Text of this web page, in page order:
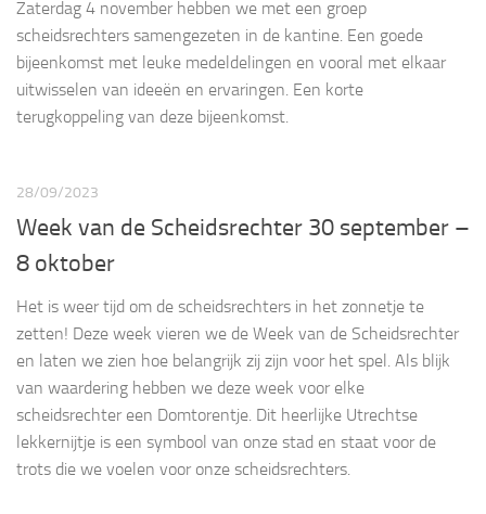
Zaterdag 4 november hebben we met een groep
scheidsrechters samengezeten in de kantine. Een goede
bijeenkomst met leuke medeldelingen en vooral met elkaar
uitwisselen van ideeën en ervaringen. Een korte
terugkoppeling van deze bijeenkomst.
28/09/2023
Week van de Scheidsrechter 30 september –
8 oktober
Het is weer tijd om de scheidsrechters in het zonnetje te
zetten! Deze week vieren we de Week van de Scheidsrechter
en laten we zien hoe belangrijk zij zijn voor het spel. Als blijk
van waardering hebben we deze week voor elke
scheidsrechter een Domtorentje. Dit heerlijke Utrechtse
lekkernijtje is een symbool van onze stad en staat voor de
trots die we voelen voor onze scheidsrechters.